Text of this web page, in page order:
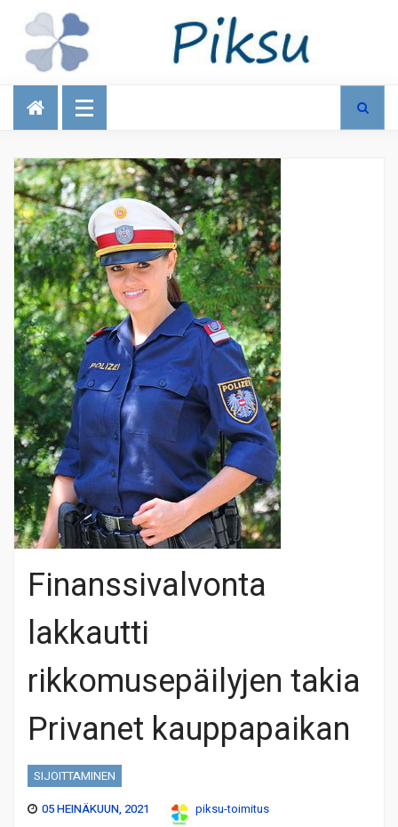
Talous
Finanssivalvonta
lakkautti
rikkomusepäilyjen takia
Privanet kauppapaikan
SIJOITTAMINEN
05 HEINÄKUUN, 2021
piksu-toimitus